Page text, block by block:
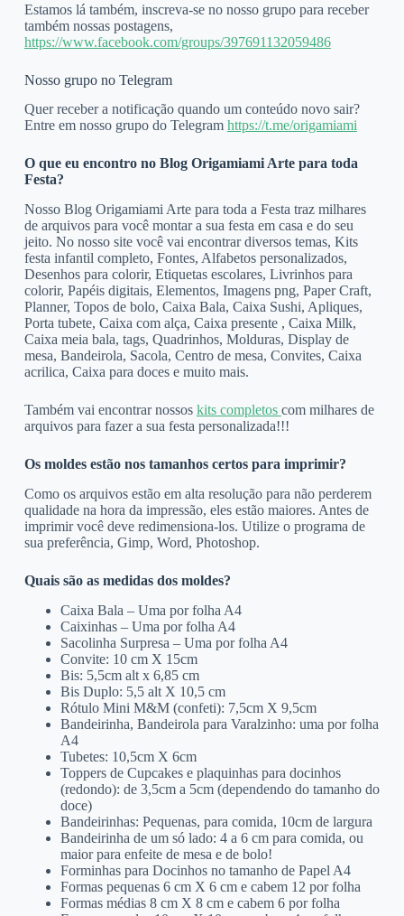
Estamos lá também, inscreva-se no nosso grupo para receber
também nossas postagens,
https://www.facebook.com/groups/397691132059486
Nosso grupo no Telegram
Quer receber a notificação quando um conteúdo novo sair?
Entre em nosso grupo do Telegram https://t.me/origamiami
O que eu encontro no Blog Origamiami Arte para toda
Festa?
Nosso Blog Origamiami Arte para toda a Festa traz milhares
de arquivos para você montar a sua festa em casa e do seu
jeito. No nosso site você vai encontrar diversos temas, Kits
festa infantil completo, Fontes, Alfabetos personalizados,
Desenhos para colorir, Etiquetas escolares, Livrinhos para
colorir, Papéis digitais, Elementos, Imagens png, Paper Craft,
Planner, Topos de bolo, Caixa Bala, Caixa Sushi, Apliques,
Porta tubete, Caixa com alça, Caixa presente , Caixa Milk,
Caixa meia bala, tags, Quadrinhos, Molduras, Display de
mesa, Bandeirola, Sacola, Centro de mesa, Convites, Caixa
acrilica, Caixa para doces e muito mais.
Também vai encontrar nossos kits completos com milhares de
arquivos para fazer a sua festa personalizada!!!
Os moldes estão nos tamanhos certos para imprimir?
Como os arquivos estão em alta resolução para não perderem
qualidade na hora da impressão, eles estão maiores. Antes de
imprimir você deve redimensiona-los. Utilize o programa de
sua preferência, Gimp, Word, Photoshop.
Quais são as medidas dos moldes?
Caixa Bala – Uma por folha A4
Caixinhas – Uma por folha A4
Sacolinha Surpresa – Uma por folha A4
Convite: 10 cm X 15cm
Bis: 5,5cm alt x 6,85 cm
Bis Duplo: 5,5 alt X 10,5 cm
Rótulo Mini M&M (confeti): 7,5cm X 9,5cm
Bandeirinha, Bandeirola para Varalzinho: uma por folha
A4
Tubetes: 10,5cm X 6cm
Toppers de Cupcakes e plaquinhas para docinhos
(redondo): de 3,5cm a 5cm (dependendo do tamanho do
doce)
Bandeirinhas: Pequenas, para comida, 10cm de largura
Bandeirinha de um só lado: 4 a 6 cm para comida, ou
maior para enfeite de mesa e de bolo!
Forminhas para Docinhos no tamanho de Papel A4
Formas pequenas 6 cm X 6 cm e cabem 12 por folha
Formas médias 8 cm X 8 cm e cabem 6 por folha